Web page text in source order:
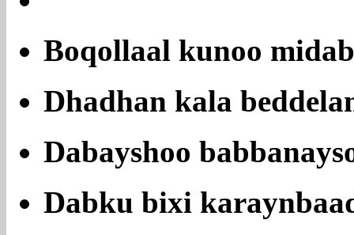
Boqollaal kunoo midab
Dhadhan kala
Dabayshoo
Dabku bixi